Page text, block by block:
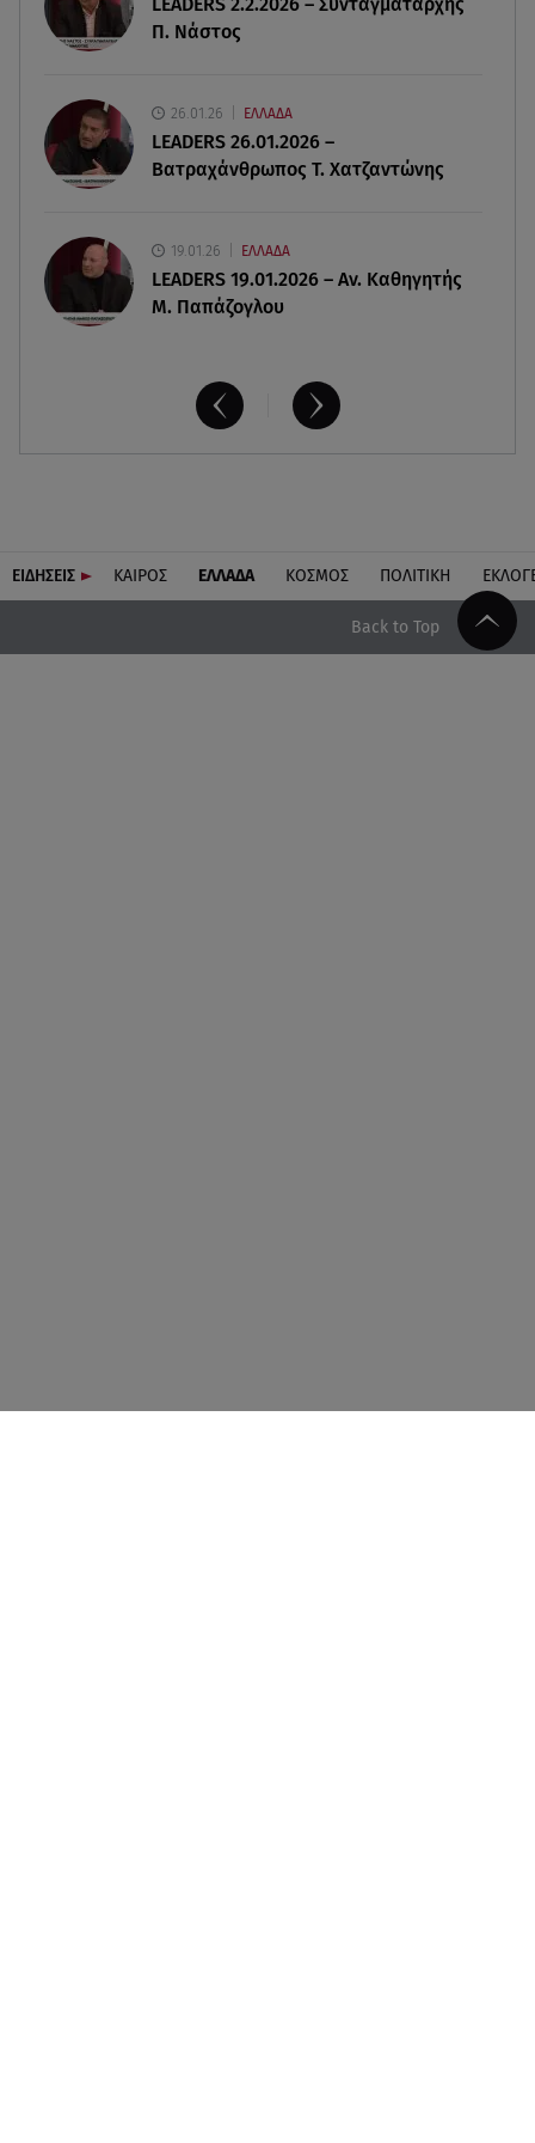
07.08.26 , 20:18
Μυστράς: Κρίσιμος για το κατηγορητήριο ο
Π. Νάστος
26.01.26 ΕΛΛΑΔΑ
LEADERS 26.01.2026 –
Βατραχάνθρωπος Τ. Χατζαντώνης
19.01.26 ΕΛΛΑΔΑ
LEADERS 19.01.2026 – Αν. Καθηγητής
Μ. Παπάζογλου
ΕΙΔΗΣΕΙΣ ΚΑΙΡΟΣ ΕΛΛΑΔΑ ΚΟΣΜΟΣ ΠΟΛΙΤΙΚΗ
Back to Top